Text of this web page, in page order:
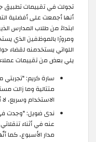
تجولت في تقييمات تطبيق
أنها أجمعت على أفضلية
ابتداءً من طلاب المدارس
ومرورًا بالموظفين الذي
اللواتي يستخدمنه لقضاء
يلي بعض من تقييمات
متتالية وما زالت
الاستخدام وسريع،
ندى ضويل: "وجدت
مدار الأسبوع، كما